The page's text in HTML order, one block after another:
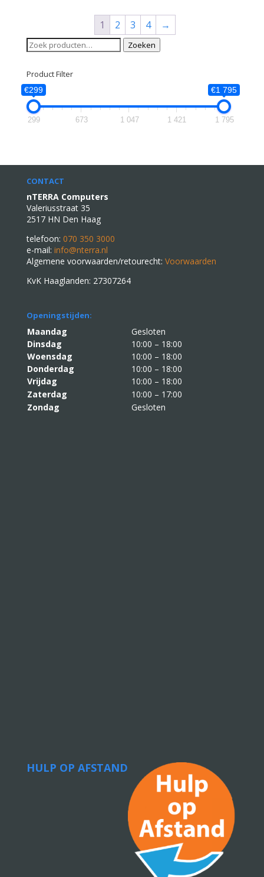
1 2 3 4
→
Zoeken
naar:
Zoeken
Product Filter
€299 €1 795
299 673 1 047 1 421 1 795
CONTACT
nTERRA Computers
Valeriusstraat 35
2517 HN Den Haag
telefoon: 070 350 3000
e-mail: info@nterra.nl
Algemene voorwaarden/retourecht: Voorwaarden
KvK Haaglanden: 27307264
Openingstijden:
Maandag
Gesloten
Dinsdag
10:00 – 18:00
Woensdag
10:00 – 18:00
Donderdag
10:00 – 18:00
Vrijdag
10:00 – 18:00
Zaterdag
10:00 – 17:00
Zondag
Gesloten
HULP OP AFSTAND